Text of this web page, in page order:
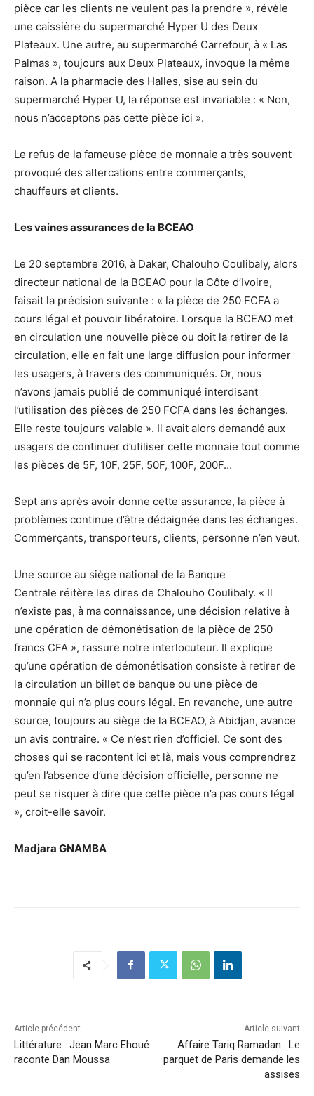
pièce car les clients ne veulent pas la prendre », révèle
une caissière du supermarché Hyper U des Deux
Plateaux. Une autre, au supermarché Carrefour, à « Las
Palmas », toujours aux Deux Plateaux, invoque la même
raison. A la pharmacie des Halles, sise au sein du
supermarché Hyper U, la réponse est invariable : « Non,
nous n’acceptons pas cette pièce ici ».
Le refus de la fameuse pièce de monnaie a très souvent
provoqué des altercations entre commerçants,
chauffeurs et clients.
Les vaines assurances de la BCEAO
Le 20 septembre 2016, à Dakar, Chalouho Coulibaly, alors
directeur national de la BCEAO pour la Côte d’Ivoire,
faisait la précision suivante : « la pièce de 250 FCFA a
cours légal et pouvoir libératoire. Lorsque la BCEAO met
en circulation une nouvelle pièce ou doit la retirer de la
circulation, elle en fait une large diffusion pour informer
les usagers, à travers des communiqués. Or, nous
n’avons jamais publié de communiqué interdisant
l’utilisation des pièces de 250 FCFA dans les échanges.
Elle reste toujours valable ». Il avait alors demandé aux
usagers de continuer d’utiliser cette monnaie tout comme
les pièces de 5F, 10F, 25F, 50F, 100F, 200F…
Sept ans après avoir donne cette assurance, la pièce à
problèmes continue d’être dédaignée dans les échanges.
Commerçants, transporteurs, clients, personne n’en veut.
Une source au siège national de la Banque
Centrale réitère les dires de Chalouho Coulibaly. « Il
n’existe pas, à ma connaissance, une décision relative à
une opération de démonétisation de la pièce de 250
francs CFA », rassure notre interlocuteur. Il explique
qu’une opération de démonétisation consiste à retirer de
la circulation un billet de banque ou une pièce de
monnaie qui n’a plus cours légal. En revanche, une autre
source, toujours au siège de la BCEAO, à Abidjan, avance
un avis contraire. « Ce n’est rien d’officiel. Ce sont des
choses qui se racontent ici et là, mais vous comprendrez
qu’en l’absence d’une décision officielle, personne ne
peut se risquer à dire que cette pièce n’a pas cours légal
», croit-elle savoir.
Madjara GNAMBA
Article précédent
Littérature : Jean Marc Ehoué
raconte Dan Moussa
Article suivant
Affaire Tariq Ramadan : Le
parquet de Paris demande les
assises